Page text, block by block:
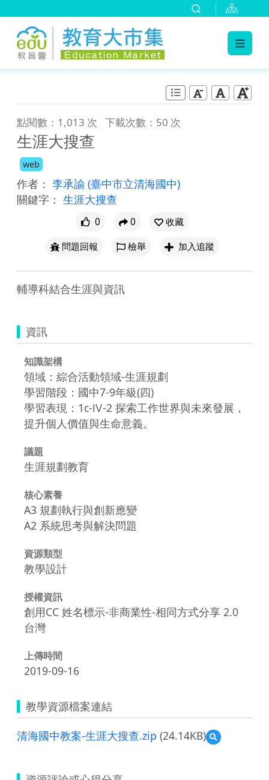
點閱數：1,013 次 下載次數：50 次
生涯大搜查
web
作者： 李承諭 (臺中市立清海國中)
關鍵字： 生涯大搜查
0 0
收藏
問題回報
檢舉 加入追蹤
輔導科結合生涯與資訊
資訊
知識架構
領域：綜合活動領域-生涯規劃
學習階段：國中7-9年級(四)
學習表現：1c-Ⅳ-2 探索工作世界與未來發展，
提升個人價值與生命意義。
議題
生涯規劃教育
核心素養
A3 規劃執行與創新應變
A2 系統思考與解決問題
資源類型
教學設計
授權資訊
創用CC 姓名標示-非商業性-相同方式分享 2.0
台灣
上傳時間
2019-09-16
教學資源檔案連結
清海國中教案-生涯大搜查.zip (24.14KB)
預
覽